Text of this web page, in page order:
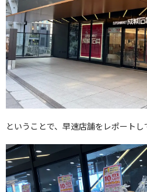
ということで、早速店舗をレポートし